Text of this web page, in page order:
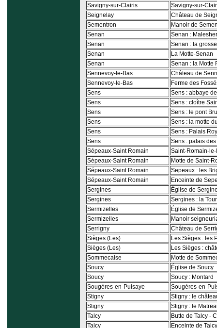
Savigny-sur-Clairis
Savigny-sur-
Seignelay
Château de
Sementron
Manoir de
Senan
Senan :
Senan
Senan : la
Senan
La Motte-Senan
Senan
Senan : la Motte
Sennevoy-le-Bas
Château de
Sennevoy-le-Bas
Ferme des
Sens
Sens : abbaye
Sens
Sens : cloître
Sens
Sens : le pont
Sens
Sens : la motte
Sens
Sens : Palais
Sens
Sens : palais
Sépeaux-Saint Romain
Saint-Romain-
Sépeaux-Saint Romain
Motte de Saint-
Sépeaux-Saint Romain
Sepeaux : les
Sépeaux-Saint Romain
Enceinte de
Sergines
Église de
Sergines
Sergines : la Tour
Sermizelles
Église de
Sermizelles
Manoir
Serrigny
Château de
Sièges (Les)
Les Sièges : les
Sièges (Les)
Les Sièges :
Sommecaise
Motte de
Soucy
Église de Soucy
Soucy
Soucy : Montard
Sougères-en-Puisaye
Sougères-en-
Stigny
Stigny : le
Stigny
Stigny : le
Talcy
Butte de Talcy -
Talcy
Enceinte de Talcy